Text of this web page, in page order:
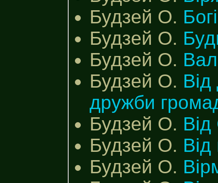
Будзей О.
Будзей О.
Будзей О.
Будзей О.
дружби
Будзей О. Від
Будзей О. Від
Будзей О.